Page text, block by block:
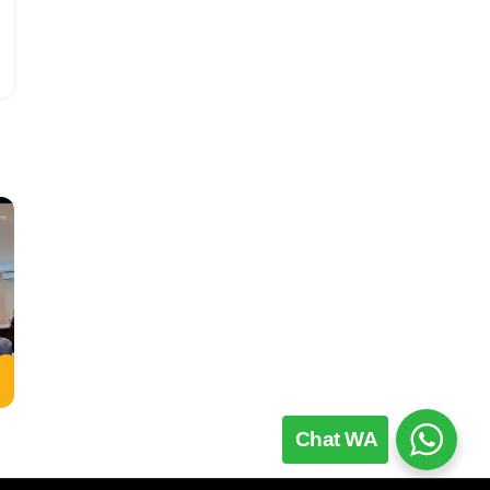
Chat WA